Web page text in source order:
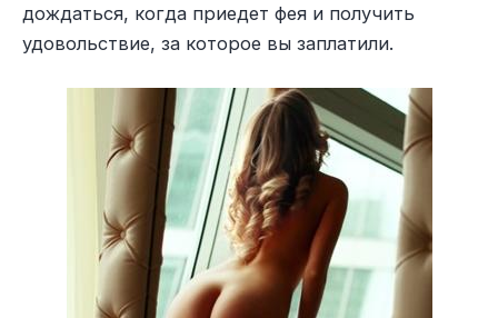
дождаться, когда приедет фея и получить
удовольствие, за которое вы заплатили.